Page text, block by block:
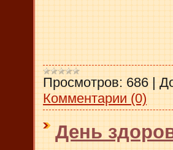
Просмотров: 686 |
Комментарии (0)
День